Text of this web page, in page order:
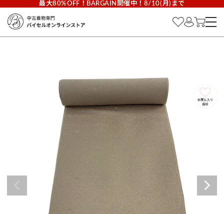
最大80%OFF！BARGAIN開催中！8/10(月)まで